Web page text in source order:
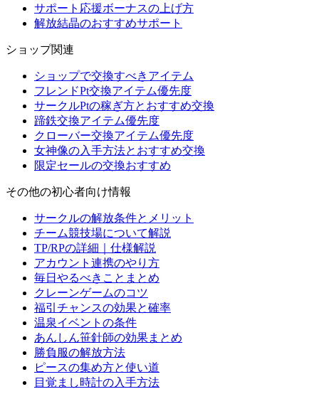
サポート応援ボーナスの上げ方
解放結晶のおすすめサポート
ショップ関連
ショップで交換すべきアイテム
フレンドPt交換アイテム優先度
サークルPtの稼ぎ方とおすすめ交換
蹄鉄交換アイテム優先度
クローバー交換アイテム優先度
女神像の入手方法とおすすめ交換
限定セールの交換おすすめ
その他の初心者向け情報
サークルの解放条件とメリット
チーム競技場について解説
TP/RPの詳細｜仕様解説
アカウント連携のやり方
毎日やるべきことまとめ
クレーンゲームのコツ
福引チャンスの効果と確率
温泉イベントの条件
あんしん笹針師の効果まとめ
勝負服の解放方法
ピースの集め方と使い道
目覚まし時計の入手方法